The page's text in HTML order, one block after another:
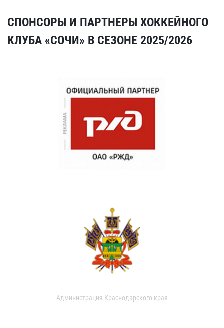
СПОНСОРЫ И ПАРТНЕРЫ ХОККЕЙНОГО
КЛУБА «СОЧИ» В СЕЗОНЕ 2025/2026
Администрация Краснодарского края